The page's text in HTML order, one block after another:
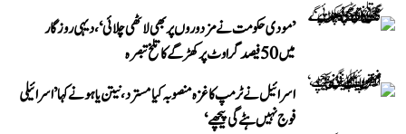
’مودی حکومت نے مزدوروں پر بھی لاٹھی چلائی‘، دیہی روزگار
میں 50 فیصد گراوٹ پر کھڑگے کا تلخ تبصرہ
اسرائیل نے ٹرمپ کا غزہ منصوبہ کیا مسترد، نیتن یاہو نے کہا ’اسرائیلی
فوج نہیں ہٹے گی پیچھے‘